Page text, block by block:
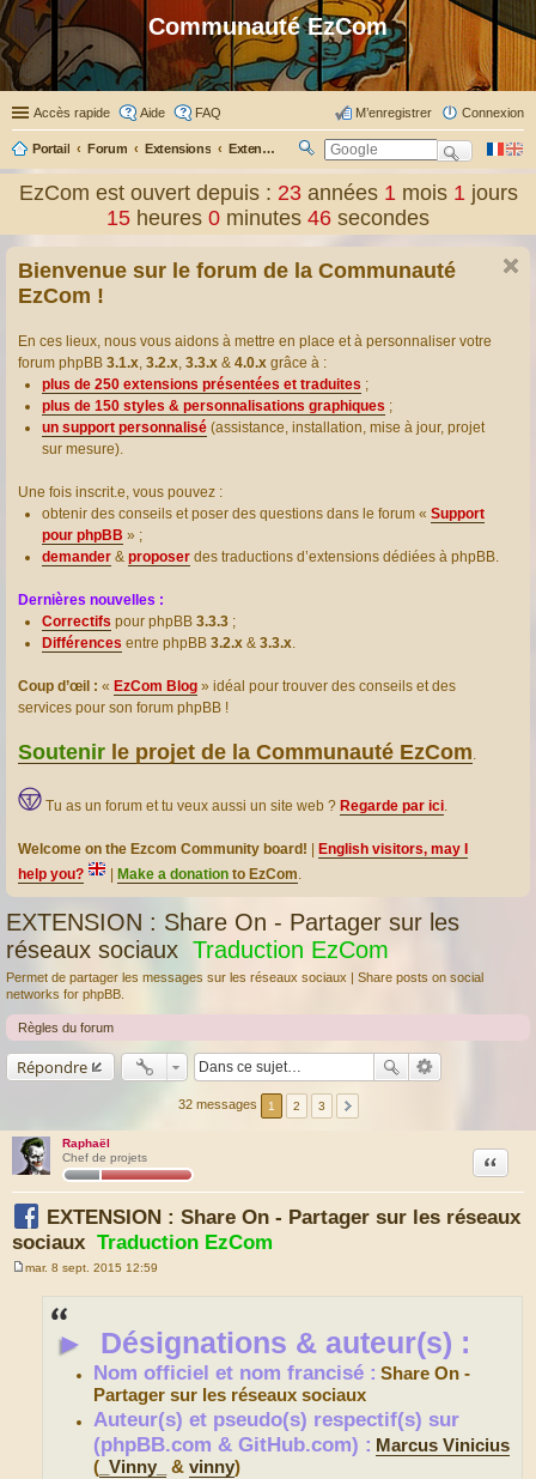
Communauté EzCom
Accès rapide Aide FAQ Connexion
M’enregistrer
Portail Forum Extensions Extensions présentées & traduites
ec
ch
er
EzCom est ouvert depuis : 23 années1 mois1 jours
15 heures 0 minutes 47 secondes
Bienvenue sur le forum de la Communauté
EzCom !
En ces lieux, nous vous aidons à mettre en place et à personnaliser votre
forum phpBB 3.1.x, 3.2.x, 3.3.x & 4.0.x grâce à :
plus de 250 extensions présentées et traduites ;
plus de 150 styles & personnalisations graphiques ;
un support personnalisé (assistance, installation, mise à jour, projet
sur mesure).
Une fois inscrit.e, vous pouvez :
obtenir des conseils et poser des questions dans le forum « Support
pour phpBB » ;
demander & proposer des traductions d’extensions dédiées à phpBB.
Dernières nouvelles :
Correctifs pour phpBB 3.3.3 ;
Différences entre phpBB 3.2.x & 3.3.x.
Coup d’œil : « EzCom Blog » idéal pour trouver des conseils et des
services pour son forum phpBB !
Soutenir le projet de la Communauté EzCom.
Tu as un forum et tu veux aussi un site web ? Regarde par ici.
Welcome on the Ezcom Community board!
English visitors, may I
help you?
Make a donation to EzCom.
EXTENSION : Share On - Partager sur les
réseaux sociaux Traduction EzCom
Permet de partager les messages sur les réseaux sociaux | Share posts on social
networks for phpBB.
Règles du forum
Répondre
32 messages 1 2 3
Raphaël
Chef de projets
EXTENSION : Share On - Partager sur les réseaux
sociaux Traduction EzCom
Citation
mar. 8 sept. 2015 12:59
► Désignations & auteur(s) :
Nom officiel et nom francisé : Share On -
Partager sur les réseaux sociaux
Auteur(s) et pseudo(s) respectif(s) sur
(phpBB.com & GitHub.com) : Marcus Vinicius
( _Vinny_ &vinny)